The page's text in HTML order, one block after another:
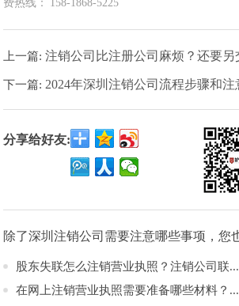
费热线： 158-1868-5225
上一篇: 注销公司比注册公司麻烦？还要另
下一篇: 2024年深圳注销公司流程步骤和注
分享给好友:
除了深圳注销公司需要注意哪些事项，您
股东失联怎么注销营业执照？注销公司联...
在网上注销营业执照需要准备哪些材料？...